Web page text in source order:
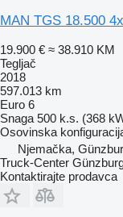
MAN TGS 18.500
19.900 € ≈ 38.910 KM
Tegljač
2018
597.013 km
Euro 6
Snaga 500 k.s. (368
Osovinska
Njemačka,
Truck-Center
Kontaktirajte prodavca